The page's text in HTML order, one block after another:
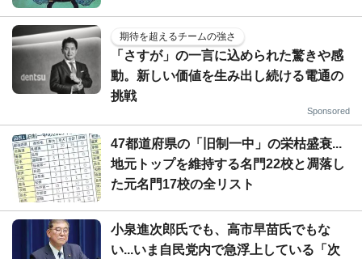
期待を超えるチームの強さ
「さすが」の一言に込められた驚きや感
動。新しい価値を生み出し続ける電通の
挑戦
Sponsored
47都道府県の「旧制一中」の栄枯盛衰...
地元トップを維持する名門22校と凋落し
た元名門17校の全リスト
小泉進次郎氏でも、高市早苗氏でもな
い...いま自民党内で急浮上している「次